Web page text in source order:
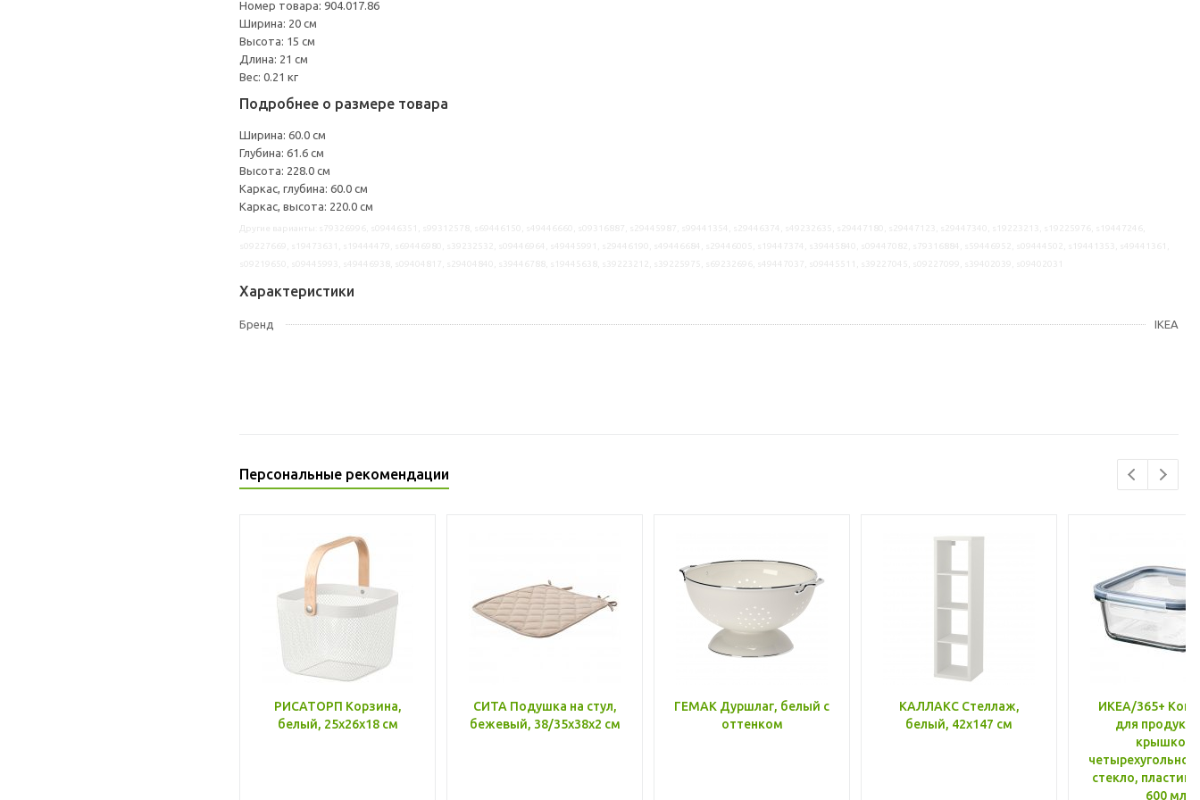
Номер товара: 904.017.86
Ширина: 20 см
Высота: 15 см
Длина: 21 см
Вес: 0.21 кг
Подробнее о размере товара
Ширина: 60.0 см
Глубина: 61.6 см
Высота: 228.0 см
Каркас, глубина: 60.0 см
Каркас, высота: 220.0 см
Характеристики
Бренд IKEA
Персональные рекомендации
РИСАТОРП Корзина,
белый, 25x26x18 см
СИТА Подушка на стул,
бежевый, 38/35x38x2 см
ГЕМАК Дуршлаг, белый с
оттенком
КАЛЛАКС Стеллаж,
белый, 42x147 см
ИКЕА/365+
для
крышкой,
стекло, пластик
600 мл